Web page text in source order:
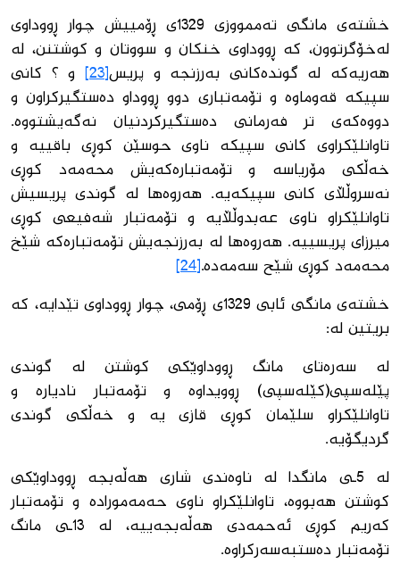
خشتەی مانگی تەممووزی 1329ی ڕۆمییش چوار ڕووداوی
لەخۆگرتوون، كە ڕووداوی خنكان و سووتان و كوشتنن، لە
هەریەكە لە گوندەكانی بەرزنجە و پریس[23]
و ؟ كانی
سپیكە قەوماوە و تۆمەتباری دوو ڕووداو دەستگیركراون و
دووەكەی تر فەرمانی دەستگیركردنیان نەگەیشتووە.
تاوانلێكراوی كانی سپیكە ناوی حوسێن كوڕی باقییە و
خەڵكی مۆریاسە و تۆمەتبارەكەیش محەمەد كوڕی
نەسروڵڵای كانی سپیكەیە. هەروەها لە گوندی پریسیش
تاوانلێكراو ناوی عەبدوڵڵایە و تۆمەتبار شەفیعی كوڕی
میرزای پریسییە. هەروەها لە بەرزنجەیش تۆمەتبارەكە شێخ
محەمەد كوڕی شێح سەمەدە.[24]
خشتەی مانگی ئابی 1329ی ڕۆمی، چوار ڕووداوی تێدایە، كە
بریتین لە:
لە سەرەتای مانگ ڕووداوێكی كوشتن لە گوندی
پێلەسپی(كێلەسپی) ڕوویداوە و تۆمەتبار نادیارە و
تاوانلێكراو سلێمان كوڕی قازی یە و خەڵكی گوندی
گردیگۆیە.
لە 5ـی مانگدا لە ناوەندی شاری هەڵەبجە ڕووداوێكی
كوشتن هەبووە، تاوانلێكراو ناوی حەمەمورادە و تۆمەتبار
كەریم كوڕی ئەحمەدی هەڵەبجەییە، لە 13ـی مانگ
تۆمەتبار دەستبەسەركراوە.